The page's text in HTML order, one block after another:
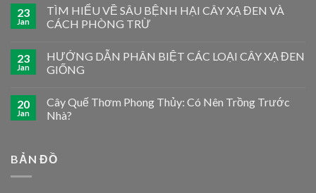
23
Jan
TÌM HIỂU VỀ SÂU BỆNH HẠI CÂY XẠ ĐEN VÀ
CÁCH PHÒNG TRỪ
23
Jan
HƯỚNG DẪN PHÂN BIỆT CÁC LOẠI CÂY XẠ ĐEN
GIỐNG
20
Jan
Cây Quế Thơm Phong Thủy: Có Nên Trồng Trước
Nhà?
BẢN ĐỒ